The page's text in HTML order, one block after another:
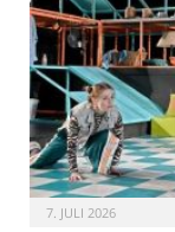
7. JULI 2026